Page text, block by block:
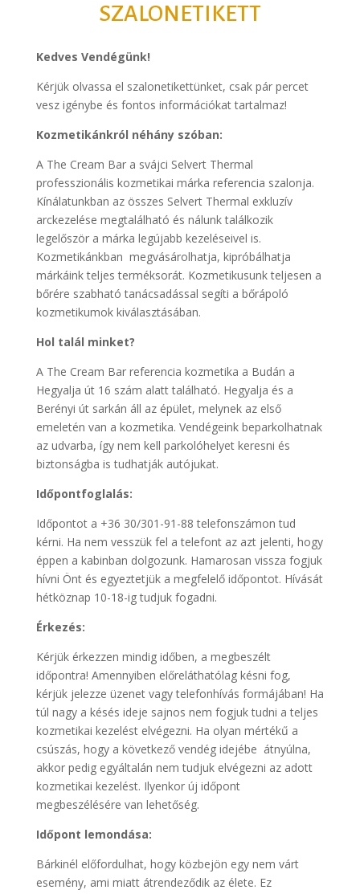
SZALONETIKETT
Kedves Vendégünk!
Kérjük olvassa el szalonetikettünket, csak pár percet
vesz igénybe és fontos információkat tartalmaz!
Kozmetikánkról néhány szóban:
A The Cream Bar a svájci Selvert Thermal
professzionális kozmetikai márka referencia szalonja.
Kínálatunkban az összes Selvert Thermal exkluzív
arckezelése megtalálható és nálunk találkozik
legelőször a márka legújabb kezeléseivel is.
Kozmetikánkban megvásárolhatja, kipróbálhatja
márkáink teljes terméksorát. Kozmetikusunk teljesen a
bőrére szabható tanácsadással segíti a bőrápoló
kozmetikumok kiválasztásában.
Hol talál minket?
A The Cream Bar referencia kozmetika a Budán a
Hegyalja út 16 szám alatt található. Hegyalja és a
Berényi út sarkán áll az épület, melynek az első
emeletén van a kozmetika. Vendégeink beparkolhatnak
az udvarba, így nem kell parkolóhelyet keresni és
biztonságba is tudhatják autójukat.
Időpontfoglalás:
Időpontot a +36 30/301-91-88 telefonszámon tud
kérni. Ha nem vesszük fel a telefont az azt jelenti, hogy
éppen a kabinban dolgozunk. Hamarosan vissza fogjuk
hívni Önt és egyeztetjük a megfelelő időpontot. Hívását
hétköznap 10-18-ig tudjuk fogadni.
Érkezés:
Kérjük érkezzen mindig időben, a megbeszélt
időpontra! Amennyiben előreláthatólag késni fog,
kérjük jelezze üzenet vagy telefonhívás formájában! Ha
túl nagy a késés ideje sajnos nem fogjuk tudni a teljes
kozmetikai kezelést elvégezni. Ha olyan mértékű a
csúszás, hogy a következő vendég idejébe átnyúlna,
akkor pedig egyáltalán nem tudjuk elvégezni az adott
kozmetikai kezelést. Ilyenkor új időpont
megbeszélésére van lehetőség.
Időpont lemondása:
Bárkinél előfordulhat, hogy közbejön egy nem várt
esemény, ami miatt átrendeződik az élete. Ez